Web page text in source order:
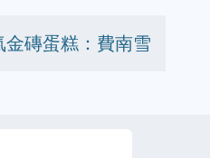
磚蛋糕：費南雪